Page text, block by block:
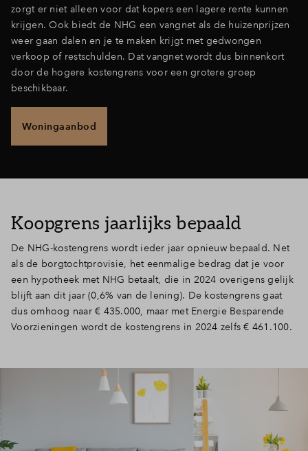
zorgt er niet alleen voor dat kopers een lagere rente kunnen
krijgen. Ook biedt de NHG een vangnet als de huizenprijzen
weer gaan dalen en je te maken krijgt met gedwongen
verkoop of restschulden. Dat vangnet wordt dus binnenkort
door de hogere kostengrens voor een grotere groep
beschikbaar.
Woningaanbod
Koopgrens jaarlijks bepaald
De NHG-kostengrens wordt ieder jaar opnieuw bepaald. Net
als de borgtochtprovisie, het eenmalige bedrag dat je voor
een hypotheek met NHG betaalt, die in 2024 overigens gelijk
blijft aan dit jaar (0,6% van de lening). De kostengrens gaat
dus omhoog naar € 435.000, maar met Energie Besparende
Voorzieningen wordt de kostengrens in 2024 zelfs € 461.100.